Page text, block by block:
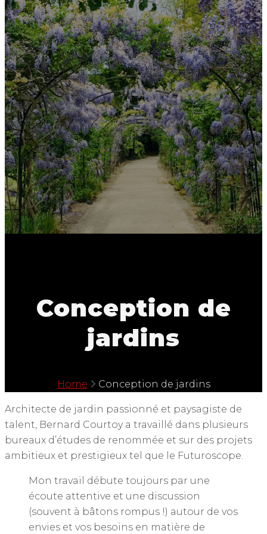
Conception de
jardins
Home Conception de jardins
Architecte de jardin passionné et paysagiste de
talent, Bernard Courtoy a travaillé dans plusieurs
bureaux d’études de renommée et sur des projets
ambitieux et prestigieux tel que le Futuroscope.
Mon travail débute toujours par une
écoute attentive et une discussion
(souvent à bâtons rompus !) autour de vos
envies et vos besoins en matière de